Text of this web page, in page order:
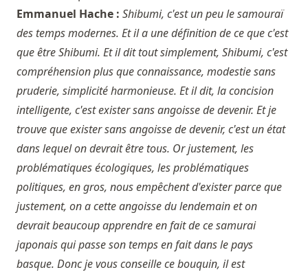
Emmanuel Hache : Shibumi, c'est un peu le samouraï
des temps modernes. Et il a une définition de ce que c'est
que être Shibumi. Et il dit tout simplement, Shibumi, c'est
compréhension plus que connaissance, modestie sans
pruderie, simplicité harmonieuse. Et il dit, la concision
intelligente, c'est exister sans angoisse de devenir. Et je
trouve que exister sans angoisse de devenir, c'est un état
dans lequel on devrait être tous. Or justement, les
problématiques écologiques, les problématiques
politiques, en gros, nous empêchent d'exister parce que
justement, on a cette angoisse du lendemain et on
devrait beaucoup apprendre en fait de ce samurai
japonais qui passe son temps en fait dans le pays
basque. Donc je vous conseille ce bouquin, il est